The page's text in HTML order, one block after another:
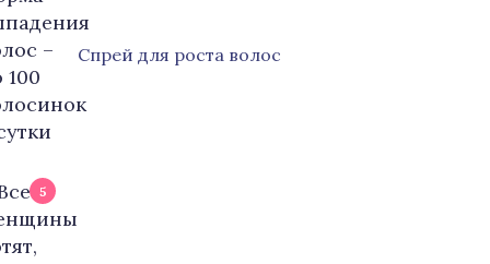
Cпрей для роста волос
5